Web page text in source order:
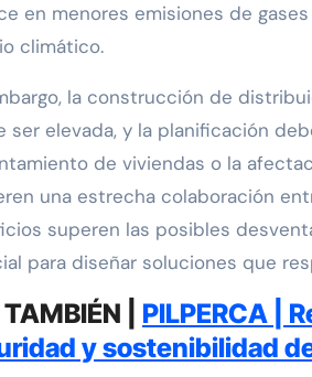
en menores emisiones de
climático.
la construcción de
ser elevada, y la planificación
de viviendas o la
una estrecha colaboración
superen las posibles
para diseñar soluciones que
| PILPERCA |
y sostenibilidad